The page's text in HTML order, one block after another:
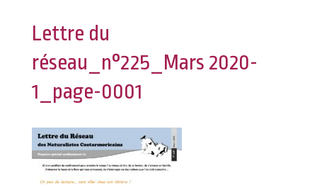
Lettre du
réseau_n°225_Mars 2020-
1_page-0001